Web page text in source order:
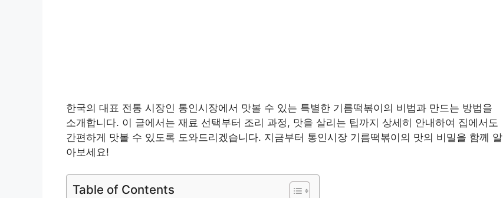
한국의 대표 전통 시장인 통인시장에서 맛볼 수 있는 특별한 기름떡볶이의 비법과 만드는 방법을
소개합니다. 이 글에서는 재료 선택부터 조리 과정, 맛을 살리는 팁까지 상세히 안내하여 집에서도
간편하게 맛볼 수 있도록 도와드리겠습니다. 지금부터 통인시장 기름떡볶이의 맛의 비밀을 함께 알
아보세요!
Table of Contents